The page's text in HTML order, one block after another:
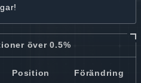
över 0.5%
Position Förändring